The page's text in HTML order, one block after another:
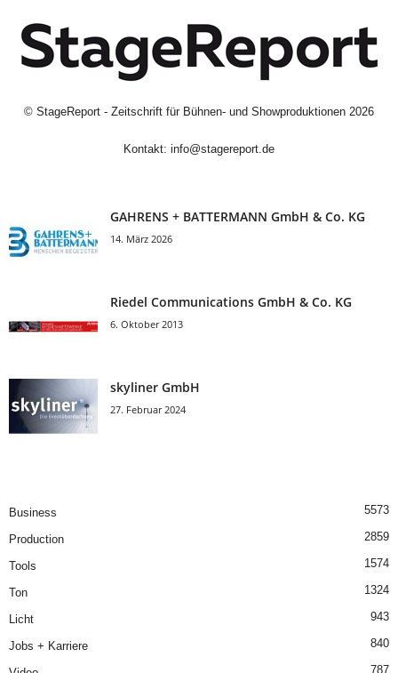
© StageReport - Zeitschrift für Bühnen- und Showproduktionen 2026
Kontakt: info@stagereport.de
GAHRENS + BATTERMANN GmbH & Co. KG
14. März 2026
Riedel Communica­tions GmbH & Co. KG
6. Oktober 2013
skyliner GmbH
27. Februar 2024
Business 5573
Production 2859
Tools 1574
Ton 1324
Licht 943
Jobs + Karriere 840
787